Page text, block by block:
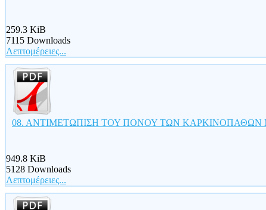
259.3 KiB
7115 Downloads
Λεπτομέρειες...
08. ΑΝΤΙΜΕΤΩΠΙΣΗ ΤΟΥ ΠΟΝΟΥ ΤΩΝ
949.8 KiB
5128 Downloads
Λεπτομέρειες...